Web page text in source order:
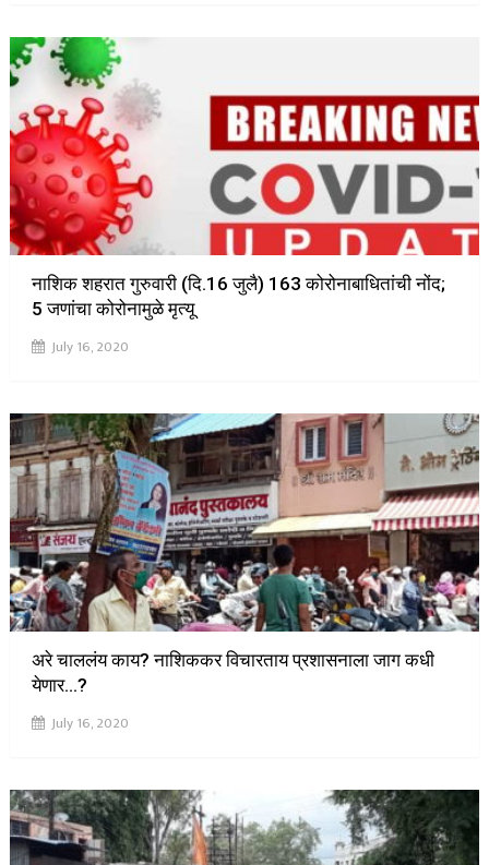
नाशिक शहरात गुरुवारी (दि.16 जुलै) 163 कोरोनाबाधितांची नोंद;
5 जणांचा कोरोनामुळे मृत्यू
July 16, 2020
अरे चाललंय काय? नाशिककर विचारताय प्रशासनाला जाग कधी
येणार…?
July 16, 2020